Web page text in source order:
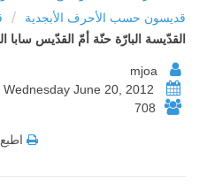
قديسون حسب الأحرف الأبجدية /
القدّيسة البارّة حنّة أمّ القدّيس سابا
708